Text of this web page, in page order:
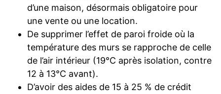
d’une maison, désormais obligatoire pour
une vente ou une location.
De supprimer l’effet de paroi froide où la
température des murs se rapproche de celle
de l’air intérieur (19°C après isolation, contre
12 à 13°C avant).
D’avoir des aides de 15 à 25 % de crédit